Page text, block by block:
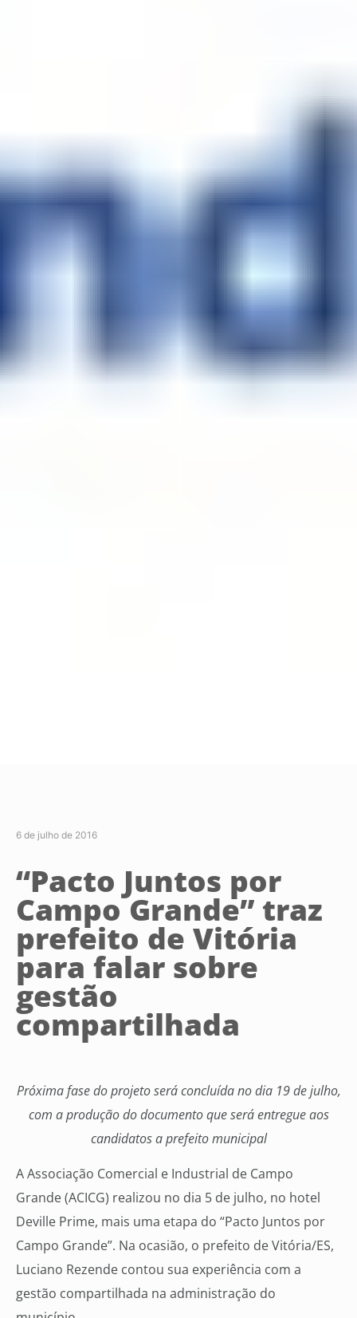
6 de julho de 2016
“Pacto Juntos por
Campo Grande” traz
prefeito de Vitória
para falar sobre
gestão
compartilhada
Próxima fase do projeto será concluída no dia 19 de julho,
com a produção do documento que será entregue aos
candidatos a prefeito municipal
A Associação Comercial e Industrial de Campo
Grande (ACICG) realizou no dia 5 de julho, no hotel
Deville Prime, mais uma etapa do “Pacto Juntos por
Campo Grande”. Na ocasião, o prefeito de Vitória/ES,
Luciano Rezende contou sua experiência com a
gestão compartilhada na administração do